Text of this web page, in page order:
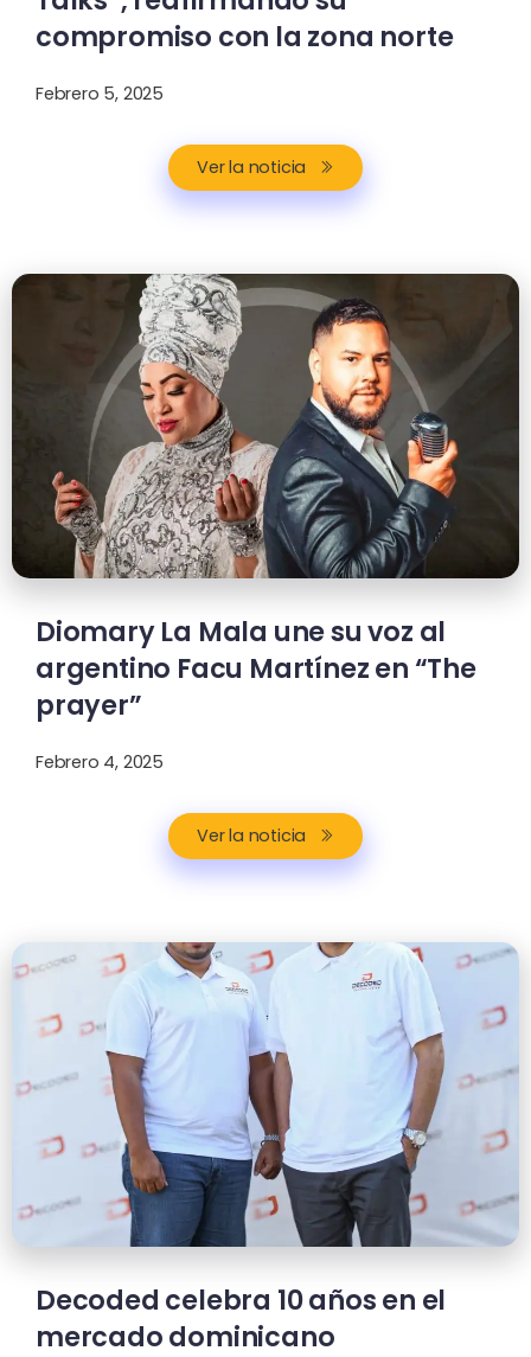
compromiso con la zona norte
Febrero 5, 2025
Ver la noticia
Diomary La Mala une su voz al
argentino Facu Martínez en “The
prayer”
Febrero 4, 2025
Ver la noticia
Decoded celebra 10 años en el
mercado dominicano